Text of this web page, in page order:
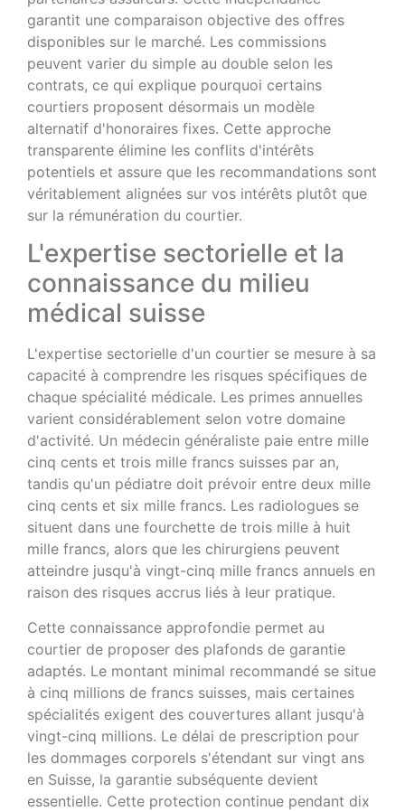
garantit une comparaison objective des offres
disponibles sur le marché. Les commissions
peuvent varier du simple au double selon les
contrats, ce qui explique pourquoi certains
courtiers proposent désormais un modèle
alternatif d'honoraires fixes. Cette approche
transparente élimine les conflits d'intérêts
potentiels et assure que les recommandations sont
véritablement alignées sur vos intérêts plutôt que
sur la rémunération du courtier.
L'expertise sectorielle et la
connaissance du milieu
médical suisse
L'expertise sectorielle d'un courtier se mesure à sa
capacité à comprendre les risques spécifiques de
chaque spécialité médicale. Les primes annuelles
varient considérablement selon votre domaine
d'activité. Un médecin généraliste paie entre mille
cinq cents et trois mille francs suisses par an,
tandis qu'un pédiatre doit prévoir entre deux mille
cinq cents et six mille francs. Les radiologues se
situent dans une fourchette de trois mille à huit
mille francs, alors que les chirurgiens peuvent
atteindre jusqu'à vingt-cinq mille francs annuels en
raison des risques accrus liés à leur pratique.
Cette connaissance approfondie permet au
courtier de proposer des plafonds de garantie
adaptés. Le montant minimal recommandé se situe
à cinq millions de francs suisses, mais certaines
spécialités exigent des couvertures allant jusqu'à
vingt-cinq millions. Le délai de prescription pour
les dommages corporels s'étendant sur vingt ans
en Suisse, la garantie subséquente devient
essentielle. Cette protection continue pendant dix